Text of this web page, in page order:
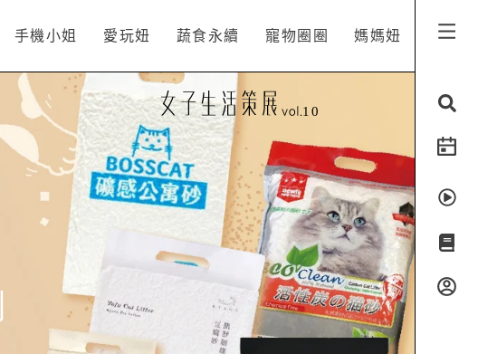
手機小姐 愛玩妞 蔬食永續 寵物圈圈 媽媽妞
10